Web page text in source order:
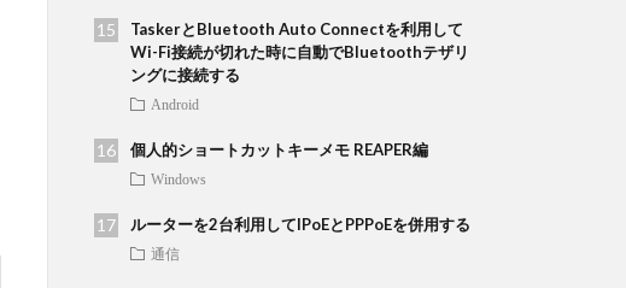
TaskerとBluetooth Auto Connectを利用して
Wi-Fi接続が切れた時に自動でBluetoothテザリ
ングに接続する
Android
個人的ショートカットキーメモ REAPER編
Windows
ルーターを2台利用してIPoEとPPPoEを併用する
通信